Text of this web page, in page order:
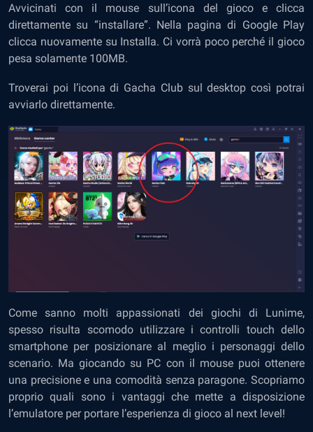
Avvicinati con il mouse sull’icona del gioco e clicca
direttamente su “installare”. Nella pagina di Google Play
clicca nuovamente su Installa. Ci vorrà poco perché il gioco
pesa solamente 100MB.
Troverai poi l’icona di Gacha Club sul desktop così potrai
avviarlo direttamente.
Come sanno molti appassionati dei giochi di Lunime,
spesso risulta scomodo utilizzare i controlli touch dello
smartphone per posizionare al meglio i personaggi dello
scenario. Ma giocando su PC con il mouse puoi ottenere
una precisione e una comodità senza paragone. Scopriamo
proprio quali sono i vantaggi che mette a disposizione
l’emulatore per portare l’esperienza di gioco al next level!